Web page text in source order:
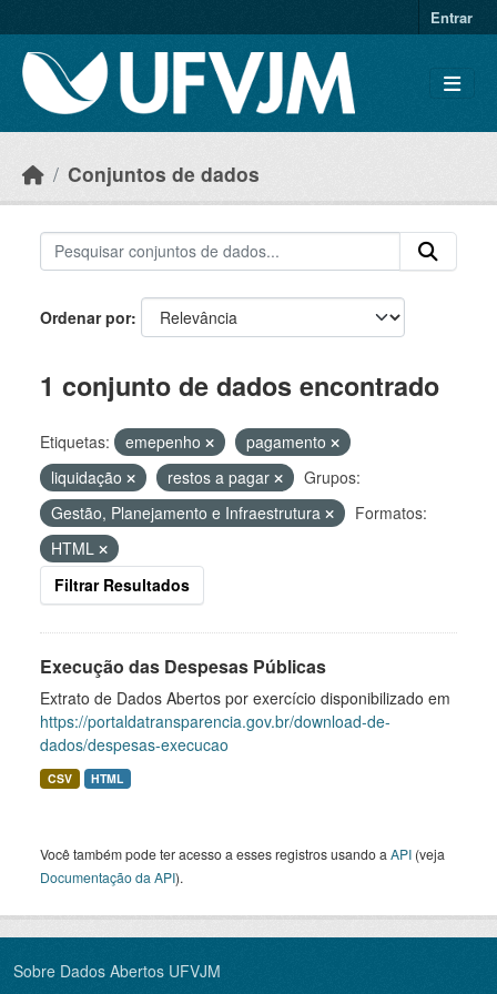
Entrar
Conjuntos de dados
Ordenar por
1 conjunto de dados encontrado
Etiquetas: emepenho
pagamento
liquidação
restos a pagar
Grupos:
Gestão, Planejamento e Infraestrutura
Formatos:
HTML
Filtrar Resultados
Execução das Despesas Públicas
Extrato de Dados Abertos por exercício disponibilizado em
https://portaldatransparencia.gov.br/download-de-
dados/despesas-execucao
CSV HTML
Você também pode ter acesso a esses registros usando a API (veja
Documentação da API).
Sobre Dados Abertos UFVJM